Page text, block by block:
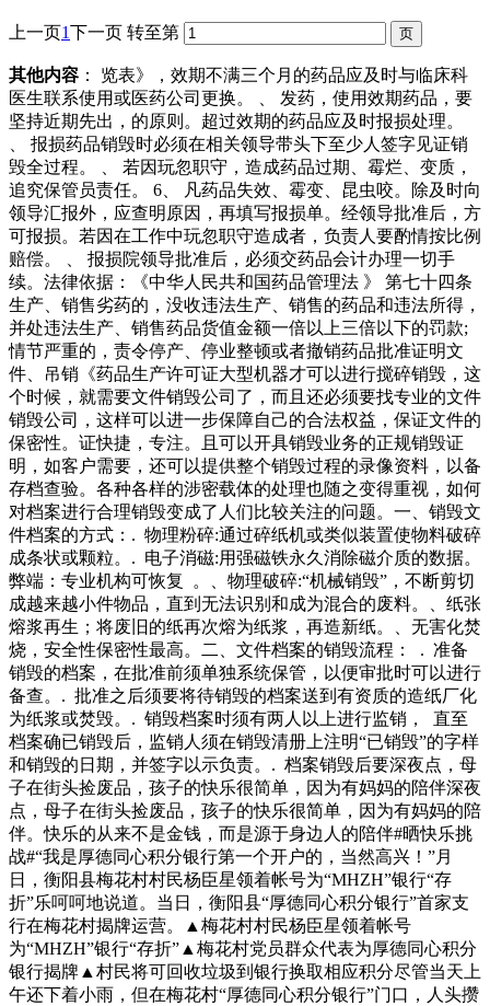
上一页1下一页 转至第
其他内容 ： 览表》，效期不满三个月的药品应及时与临床科
医生联系使用或医药公司更换。 、 发药，使用效期药品，要
坚持近期先出，的原则。超过效期的药品应及时报损处理。
、 报损药品销毁时必须在相关领导带头下至少人签字见证销
毁全过程。 、 若因玩忽职守，造成药品过期、霉烂、变质，
追究保管员责任。 6、 凡药品失效、霉变、昆虫咬。除及时向
领导汇报外，应查明原因，再填写报损单。经领导批准后，方
可报损。若因在工作中玩忽职守造成者，负责人要酌情按比例
赔偿。 、 报损院领导批准后，必须交药品会计办理一切手
续。法律依据：《中华人民共和国药品管理法 》 第七十四条
生产、销售劣药的，没收违法生产、销售的药品和违法所得，
并处违法生产、销售药品货值金额一倍以上三倍以下的罚款;
情节严重的，责令停产、停业整顿或者撤销药品批准证明文
件、吊销《药品生产许可证大型机器才可以进行搅碎销毁，这
个时候，就需要文件销毁公司了，而且还必须要找专业的文件
销毁公司，这样可以进一步保障自己的合法权益，保证文件的
保密性。证快捷，专注。且可以开具销毁业务的正规销毁证
明，如客户需要，还可以提供整个销毁过程的录像资料，以备
存档查验。各种各样的涉密载体的处理也随之变得重视，如何
对档案进行合理销毁变成了人们比较关注的问题。一、销毁文
件档案的方式：. 物理粉碎:通过碎纸机或类似装置使物料破碎
成条状或颗粒。. 电子消磁:用强磁铁永久消除磁介质的数据。
弊端：专业机构可恢复 。、物理破碎:“机械销毁”，不断剪切
成越来越小件物品，直到无法识别和成为混合的废料。、纸张
熔浆再生；将废旧的纸再次熔为纸浆，再造新纸。、无害化焚
烧，安全性保密性最高。二、文件档案的销毁流程： . 准备
销毁的档案，在批准前须单独系统保管，以便审批时可以进行
备查。. 批准之后须要将待销毁的档案送到有资质的造纸厂化
为纸浆或焚毁。. 销毁档案时须有两人以上进行监销， 直至
档案确已销毁后，监销人须在销毁清册上注明“已销毁”的字样
和销毁的日期，并签字以示负责。. 档案销毁后要深夜点，母
子在街头捡废品，孩子的快乐很简单，因为有妈妈的陪伴深夜
点，母子在街头捡废品，孩子的快乐很简单，因为有妈妈的陪
伴。快乐的从来不是金钱，而是源于身边人的陪伴#晒快乐挑
战#“我是厚德同心积分银行第一个开户的，当然高兴！”月
日，衡阳县梅花村村民杨臣星领着帐号为“MHZH”银行“存
折”乐呵呵地说道。当日，衡阳县“厚德同心积分银行”首家支
行在梅花村揭牌运营。▲梅花村村民杨臣星领着帐号
为“MHZH”银行“存折”▲梅花村党员群众代表为厚德同心积分
银行揭牌▲村民将可回收垃圾到银行换取相应积分尽管当天上
午还下着小雨，但在梅花村“厚德同心积分银行”门口，人头攒